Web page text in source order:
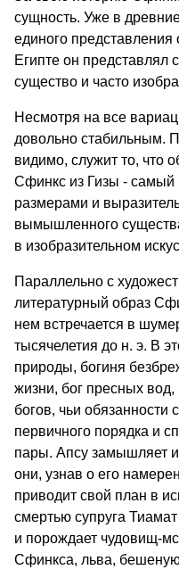
сущность. Уже в
единого
Египте он представлял
существо и часто
Несмотря на все
довольно стабильным.
видимо, служит то, что
Сфинкс из Гизы -
размерами и
вымышленного
в изобразительном
Параллельно с
литературный образ
нем встречается в
тысячелетия до н. э. В
природы, богиня
жизни, бог пресных
богов, чьи обязанности
первичного порядка и
пары. Апсу замышляет
они, узнав о его
приводит свой план в
смертью супруга
и порождает чудовищ-
Сфинкса, льва, бешеную